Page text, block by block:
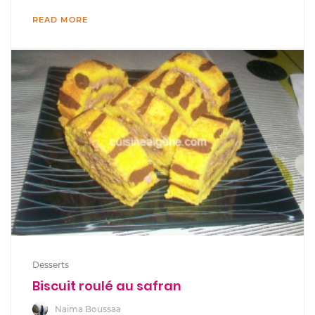
READ MORE
Desserts
Biscuit roulé au safran
Naima Boussaa